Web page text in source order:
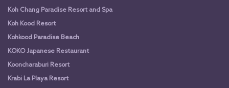
Koh Chang Paradise Resort and Spa
Koh Kood Resort
Kohkood Paradise Beach
KOKO Japanese Restaurant
Kooncharaburi Resort
Krabi La Playa Resort